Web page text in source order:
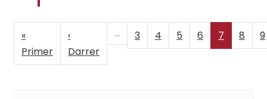
PAGINACIÓ
Primera
pàgina
«
Primer
Pàgina
anterior
‹
Darrer
… Page
3 Page
4 Page
5 Page
6
Pàgina
actual
7 Page
8 9